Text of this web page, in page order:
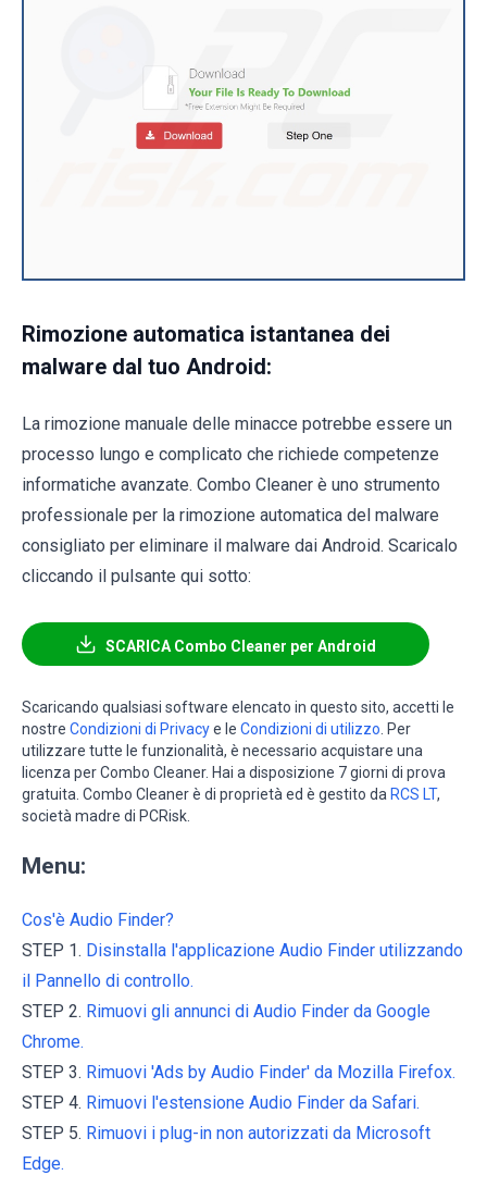
Rimozione automatica istantanea dei
malware dal tuo Android:
La rimozione manuale delle minacce potrebbe essere un
processo lungo e complicato che richiede competenze
informatiche avanzate. Combo Cleaner è uno strumento
professionale per la rimozione automatica del malware
consigliato per eliminare il malware dai Android. Scaricalo
cliccando il pulsante qui sotto:
SCARICA Combo Cleaner per Android
Scaricando qualsiasi software elencato in questo sito, accetti le
nostre Condizioni di Privacye le Condizioni di utilizzo. Per
utilizzare tutte le funzionalità, è necessario acquistare una
licenza per Combo Cleaner. Hai a disposizione 7 giorni di prova
gratuita. Combo Cleaner è di proprietà ed è gestito da RCS LT,
società madre di PCRisk.
Menu:
Cos'è Audio Finder?
STEP 1. Disinstalla l'applicazione Audio Finder utilizzando
il Pannello di controllo.
STEP 2. Rimuovi gli annunci di Audio Finder da Google
Chrome.
STEP 3. Rimuovi 'Ads by Audio Finder' da Mozilla Firefox.
STEP 4. Rimuovi l'estensione Audio Finder da Safari.
STEP 5. Rimuovi i plug-in non autorizzati da Microsoft
Edge.